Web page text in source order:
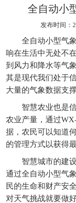
全自动小
发布时间：
全自动小型气
响在生活中无处不
到风力和降水等气
其是现代我们处于
大量的气象数据支
智慧农业也是
农业产量，通过
据，农民可以知道
的管理方式以获得
智慧城市的建
通过全自动小型气
民的生命和财产安
对天气挑战就要做